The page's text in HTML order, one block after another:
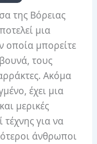
της Βόρειας
μια
οποία μπορείτε
τους
Ακόμα
έχει μια
μερικές
τέχνης για να
άνθρωποι